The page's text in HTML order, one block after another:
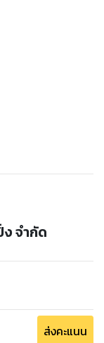
จำกัด
ส่งคะแนน